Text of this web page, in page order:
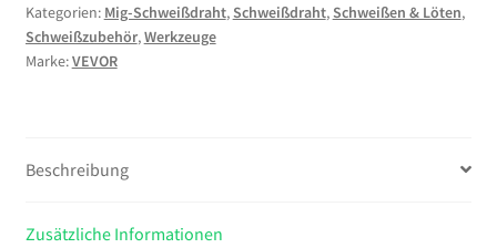
Schweißdraht
E71T-
11,
Drahtrolle
Baustahl
Kategorien: Mig-Schweißdraht,Schweißdraht,Schweißen & Löten,
Schweißzubehör,Werkzeuge
Marke:VEVOR
Beschreibung
Zusätzliche Informationen